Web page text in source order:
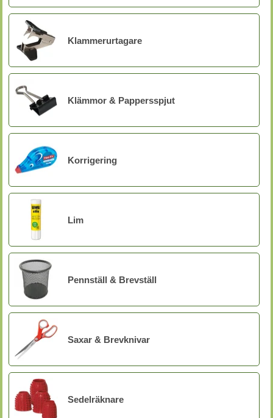
Klammerurtagare
Klämmor & Pappersspjut
Korrigering
Lim
Pennställ & Brevställ
Saxar & Brevknivar
Sedelräknare